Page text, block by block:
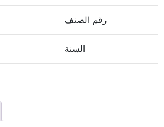
رقم الصنف
السنة